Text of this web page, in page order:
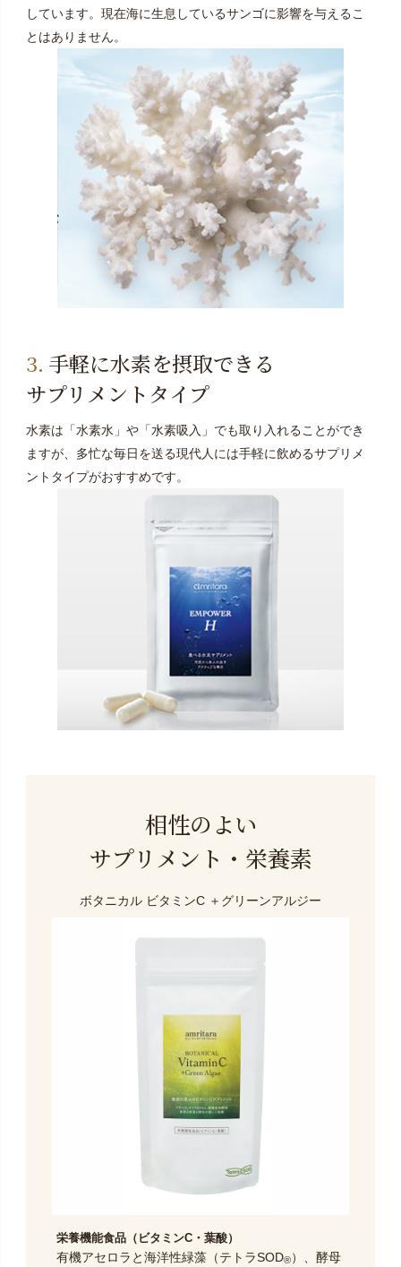
しています。現在海に生息しているサンゴに影響を与えるこ
とはありません。
手軽に水素を摂取できる
サプリメントタイプ
水素は「水素水」や「水素吸入」でも取り入れることができ
ますが、多忙な毎日を送る現代人には手軽に飲めるサプリメ
ントタイプがおすすめです。
相性のよい
サプリメント・栄養素
ボタニカル ビタミンC ＋グリーンアルジー
栄養機能食品（ビタミンC・葉酸）
有機アセロラと海洋性緑藻（テトラSOD®）、酵母